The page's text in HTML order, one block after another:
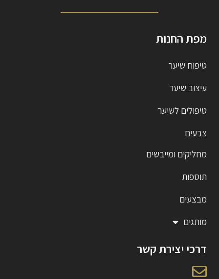
מפת החנות
טיפוח שיער
עיצוב שיער
טיפולים לשיער
צבעים
מחליקים ומייבשים
תוספות
מבצעים
מותגים
דרכי יצירת קשר